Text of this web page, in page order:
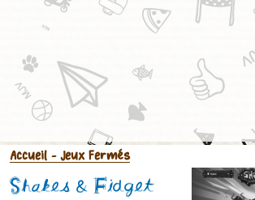
Accueil - Jeux Fermés
Shakes & Fidget